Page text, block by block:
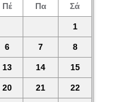
Πέ Πα Σά
1
6 7 8
13 14 15
20 21 22